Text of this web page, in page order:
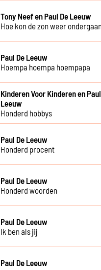
Tony Neef en Paul De Leeuw
Hoe kon de zon weer
Paul De Leeuw
Hoempa hoempa hoempapa
Kinderen Voor Kinderen en
Leeuw
Honderd hobbys
Paul De Leeuw
Honderd procent
Paul De Leeuw
Honderd woorden
Paul De Leeuw
Ik ben als jij
Paul De Leeuw